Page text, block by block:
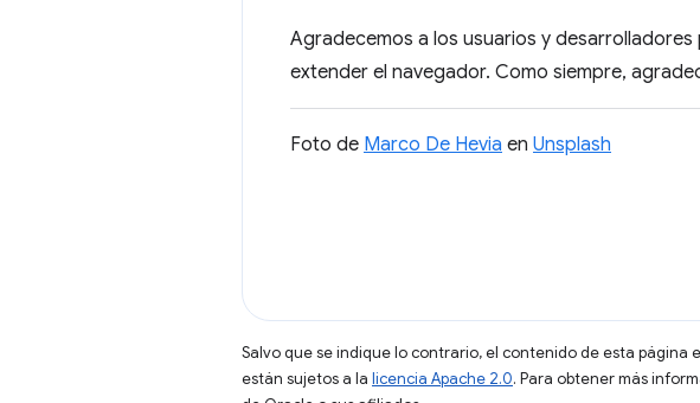
Agradecemos a los usuarios y
extender el navegador. Como siempre,
Foto de Marco De Hevia en Unsplash
Salvo que se indique lo contrario, el contenido de esta página
están sujetos a la licencia Apache 2.0. Para obtener más